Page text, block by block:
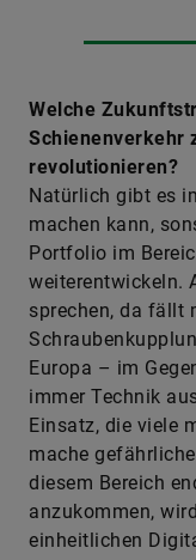
Welche
Schienenverkehr
revolutionieren?
Natürlich gibt es
machen kann,
Portfolio im
weiterentwickeln.
sprechen, da fällt
Europa – im
immer Technik
Einsatz, die viele
mache
diesem Bereich
anzukommen,
einheitlichen